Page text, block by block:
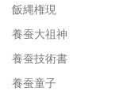
飯縄権現
養蚕大祖神
養蚕技術書
養蚕童子